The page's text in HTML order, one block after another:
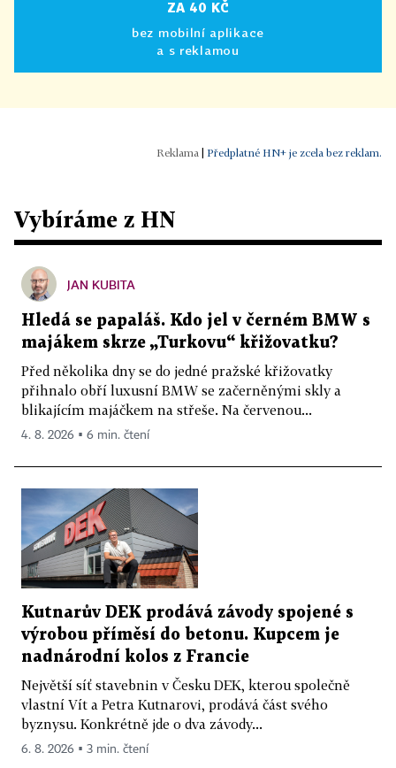
ZA 40 KČ
bez mobilní aplikace
a s reklamou
Předplatné HN+ je zcela bez reklam.
Vybíráme z HN
JAN KUBITA
Hledá se papaláš. Kdo jel v černém BMW s
majákem skrze „Turkovu“ křižovatku?
Před několika dny se do jedné pražské křižovatky
přihnalo obří luxusní BMW se začerněnými skly a
blikajícím majáčkem na střeše. Na červenou...
4. 8. 2026 ▪ 6 min. čtení
Kutnarův DEK prodává závody spojené s
výrobou příměsí do betonu. Kupcem je
nadnárodní kolos z Francie
Největší síť stavebnin v Česku DEK, kterou společně
vlastní Vít a Petra Kutnarovi, prodává část svého
byznysu. Konkrétně jde o dva závody...
6. 8. 2026 ▪ 3 min. čtení